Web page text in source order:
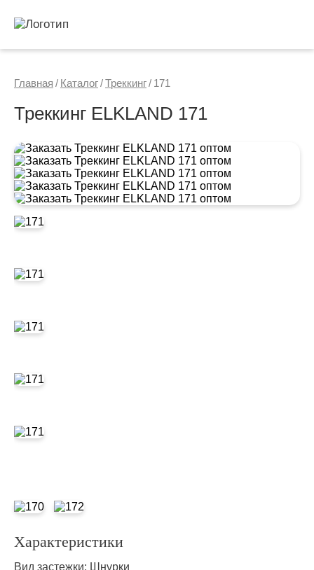
Главная / Каталог/Треккинг/ 171
Треккинг ELKLAND 171
Характеристики
Вид застежки: Шнурки